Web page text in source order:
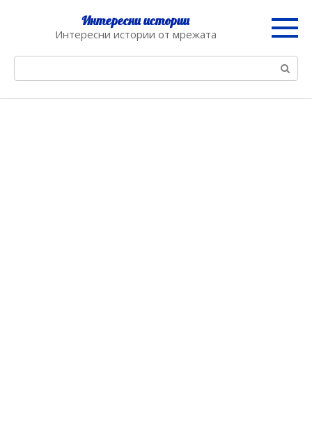
Интересни истории
Интересни истории от мрежата